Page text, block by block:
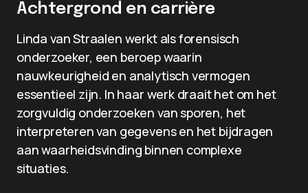
Achtergrond en carrière
Linda van Straalen werkt als forensisch
onderzoeker, een beroep waarin
nauwkeurigheid en analytisch vermogen
essentieel zijn. In haar werk draait het om het
zorgvuldig onderzoeken van sporen, het
interpreteren van gegevens en het bijdragen
aan waarheidsvinding binnen complexe
situaties.